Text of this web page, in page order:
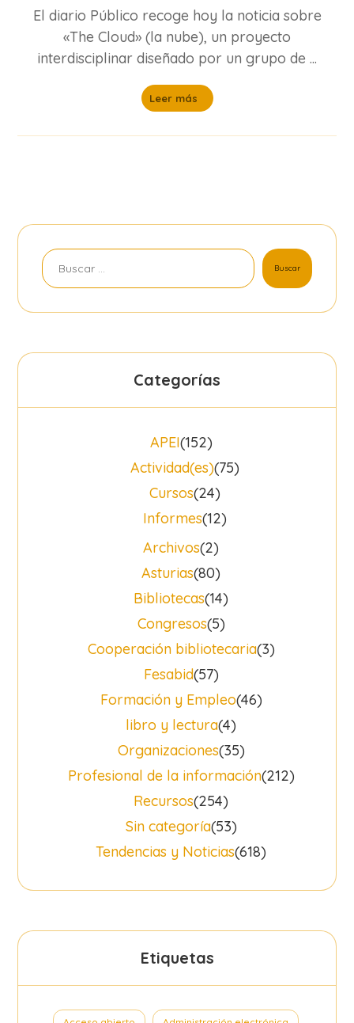
El diario Público recoge hoy la noticia sobre
«The Cloud» (la nube), un proyecto
interdisciplinar diseñado por un grupo de ...
Leer más
Buscar
Categorías
APEI(152)
Actividad(es)(75)
Cursos(24)
Informes(12)
Archivos(2)
Asturias(80)
Bibliotecas(14)
Congresos(5)
Cooperación bibliotecaria(3)
Fesabid(57)
Formación y Empleo(46)
libro y lectura(4)
Organizaciones(35)
Profesional de la información(212)
Recursos(254)
Sin categoría(53)
Tendencias y Noticias(618)
Etiquetas